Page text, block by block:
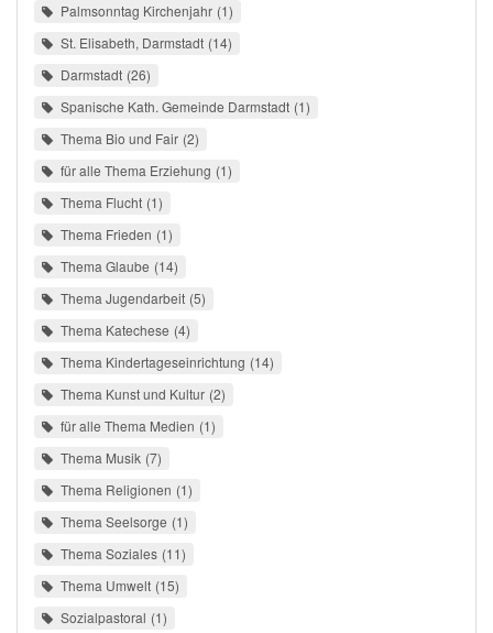
Palmsonntag Kirchenjahr 1
St. Elisabeth, Darmstadt 14
Darmstadt 26
Spanische Kath. Gemeinde Darmstadt 1
Thema Bio und Fair 2
für alle Thema Erziehung 1
Thema Flucht 1
Thema Frieden 1
Thema Glaube 14
Thema Jugendarbeit 5
Thema Katechese 4
Thema Kindertageseinrichtung 14
Thema Kunst und Kultur 2
für alle Thema Medien 1
Thema Musik 7
Thema Religionen 1
Thema Seelsorge 1
Thema Soziales 11
Thema Umwelt 15
Sozialpastoral 1